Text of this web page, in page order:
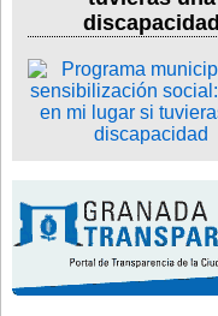
discapacidad